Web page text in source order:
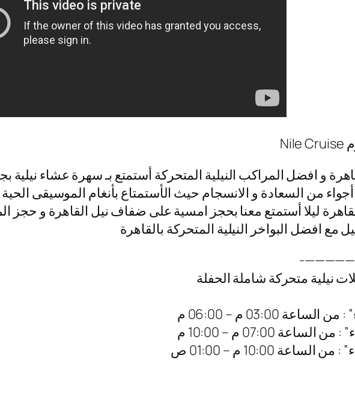
و افضل المراكب النيلية المتحركة أستمتع بـ سهرة عشاء نيلية
من السعادة و الانسجام حيث الأستمتاع بأنغام الموسيقى الحية
ليلا أستمتع معنا بحجز امسية على ضفاف نيل القاهرة و حجز
افضل البواخر النيلية المتحركة بالقاهرة
نيلية متحركة شاملة الحفلة
03:00 م – 06:00 م
07:00 م – 10:00 م
10:00 م – 01:00 ص